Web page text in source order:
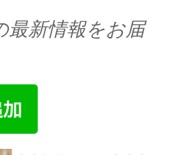
最新情報をお届